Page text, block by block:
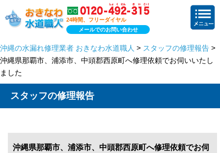
24時間、フリーダイヤル
メールでのお問い合わせ
沖縄の水漏れ修理業者 おきなわ水道職人 > スタッフの修理報告 >
沖縄県那覇市、浦添市、中頭郡西原町へ修理依頼でお伺いいたし
ました
スタッフの修理報告
沖縄県那覇市、浦添市、中頭郡西原町へ修理依頼でお伺